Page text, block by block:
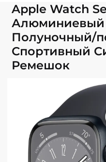
Apple Watch
Алюминиевый
Полуночный/
Спортивный
Ремешок